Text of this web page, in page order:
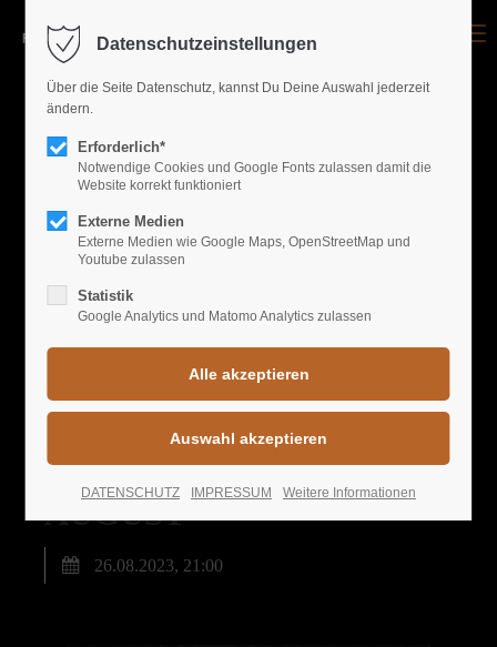
Login
Benutzername
Passwort
Anmelden
Lorem ipsum dolor sit amet:
UPCOMING EVENTS
WORLD GREATEST
PARTYS
BIRTHDAY SPECIAL
AUGUST
26.08.2023, 21:00
Datenschutzeinstellungen
Über die Seite Datenschutz, kannst Du Deine Auswahl jederzeit
ändern.
Erforderlich*
Notwendige Cookies und Google Fonts zulassen damit die
Website korrekt funktioniert
Externe Medien
Externe Medien wie Google Maps, OpenStreetMap und
Youtube zulassen
Statistik
Google Analytics und Matomo Analytics zulassen
DATENSCHUTZ IMPRESSUM Weitere Informationen